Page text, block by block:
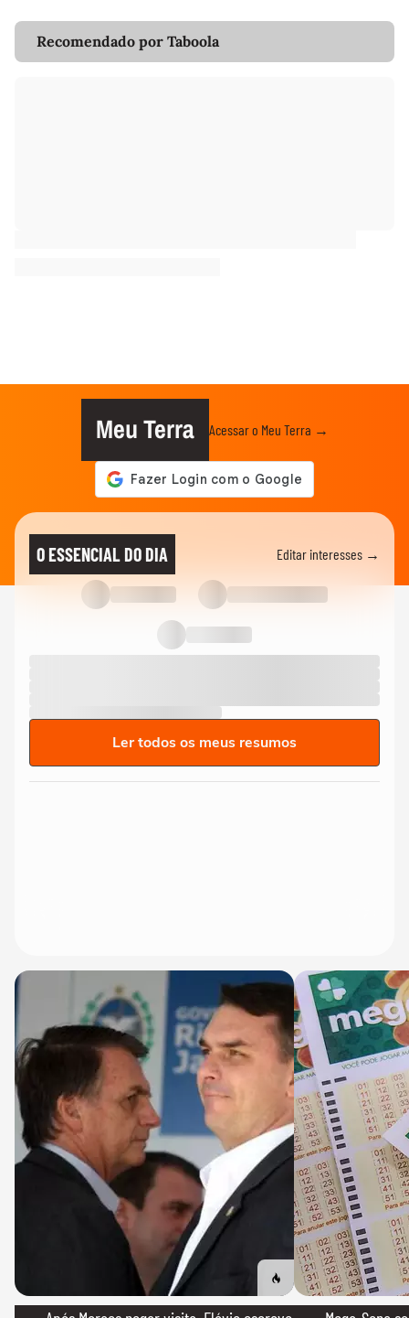
Recomendado por Taboola
Meu Terra Acessar o Meu Terra →
O ESSENCIAL DO DIA Editar interesses →
Ler todos os meus resumos